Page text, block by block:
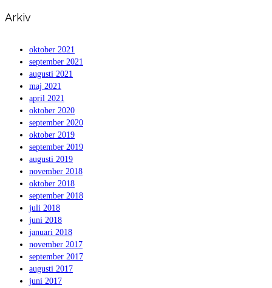
Arkiv
oktober 2021
september 2021
augusti 2021
maj 2021
april 2021
oktober 2020
september 2020
oktober 2019
september 2019
augusti 2019
november 2018
oktober 2018
september 2018
juli 2018
juni 2018
januari 2018
november 2017
september 2017
augusti 2017
juni 2017